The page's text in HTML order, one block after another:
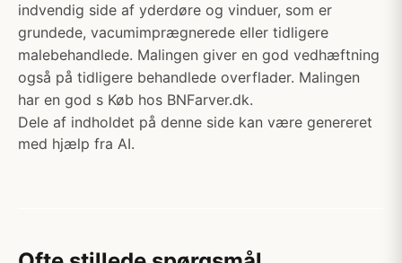
indvendig side af yderdøre og vinduer, som er
grundede, vacumimprægnerede eller tidligere
malebehandlede. Malingen giver en god vedhæftning
også på tidligere behandlede overflader. Malingen
har en god s Køb hos BNFarver.dk.
Dele af indholdet på denne side kan være genereret
med hjælp fra AI.